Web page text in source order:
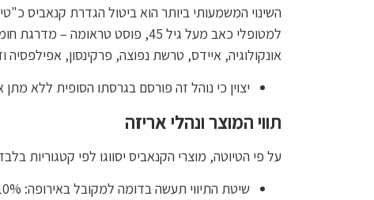
השינוי המשמעותי ביותר הוא ביטול הגדרת קנאביס
למטופלי כאב מעל גיל 45, פוסט
אונקולוגיה, איידס, טרשת נפוצה, פרקינסון,
יצוין כי נוהל זה פורסם בגרסתו הסופית ללא
תווי המוצר ונהלי אריזה
על פי הטיוטה, מוצרי הקנאביס יסווגו לפי קטגוריות
שיטת התיווי תעשה בדומה למקובל באירופה: 10% (+/-) טווח סטייה מותר ותתווסף קטגוריה שתכלול את רמות הריכוז המקסימאליות.